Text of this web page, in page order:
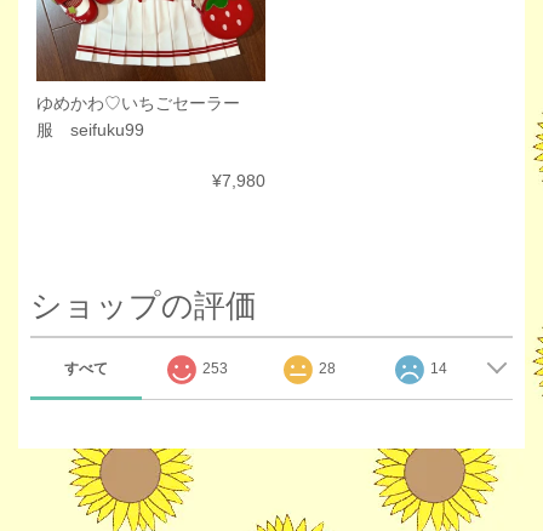
ゆめかわ♡いちごセーラー
服 seifuku99
¥7,980
ショップの評価
すべて 253 28 14